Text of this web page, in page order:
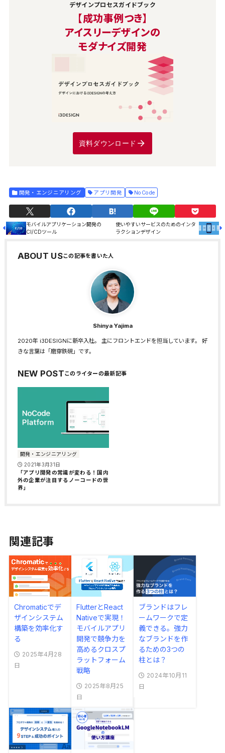
デザインプロセスガイドブック
【成功事例つき】
アイスリーデザインの
モダナイズ開発
資料ダウンロード
開発・エンジニアリング アプリ開発 NoCode
モバイルアプリケーション開発の
CI/CDツール
使いやすいサービスのためのインタ
ラクションデザイン
ABOUT US
Shinya Yajima
2020年 i3DESIGNに新卒入社。 主にフロントエンドを担当しています。 好
きな言葉は「磨穿鉄硯」です。
NEW POST
開発・エンジニアリング
2021年3月31日
「アプリ開発の常識が変わる！国内
外の企業が注目するノーコードの世
界」
関連記事
Chromaticでデ
ザインシステム
構築を効率化す
る
2025年4月28
日
FlutterとReact
Nativeで実現！
モバイルアプリ
開発で競争力を
高めるクロスプ
ラットフォーム
戦略
2025年8月25
日
ブランドはフレ
ームワークで定
義できる。強力
なブランドを作
るための3つの
柱とは？
2024年10月11
日